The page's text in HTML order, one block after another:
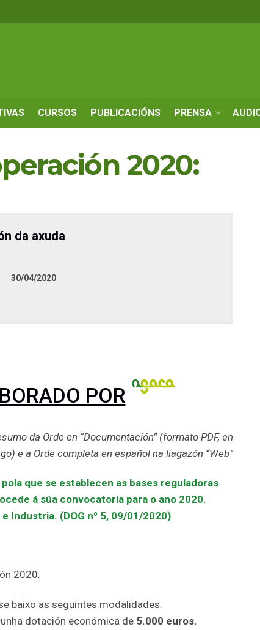
CURSOS PUBLICACIÓNS PRENSA
2020:
da axuda
30/04/2020
POR
da Orde en “Documentación” (formato PDF, en
e a Orde completa en español na liagazón “Web”
que se establecen as bases reguladoras
á súa convocatoria para o ano 2020.
Industria. (DOG nº 5, 09/01/2020)
2020:
baixo as seguintes modalidades:
dotación económica de 5.000 euros.